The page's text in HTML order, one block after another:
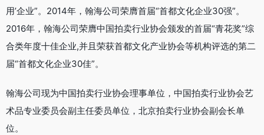
用’企业”。2014年，翰海公司荣膺首届“首都文化企业30强”。
2016年，翰海公司荣膺中国拍卖行业协会颁发的首届“青花奖”综
合类年度十佳企业,并且荣获首都文化产业协会等机构评选的第二
届“首都文化企业30佳”。
翰海公司现为中国拍卖行业协会理事单位，中国拍卖行业协会艺
术品专业委员会副主任委员单位，北京拍卖行业协会副会长单
位。